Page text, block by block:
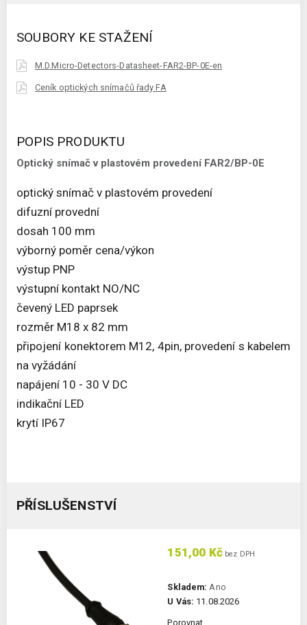
SOUBORY KE STAŽENÍ
M.D.Micro-Detectors-Datasheet-FAR2-BP-0E-en
Ceník optických snímačů řady FA
POPIS PRODUKTU
Optický snímač v plastovém provedení FAR2/BP-0E
optický snímač v plastovém provedení
difuzní provední
dosah 100 mm
výborný poměr cena/výkon
výstup PNP
výstupní kontakt NO/NC
čevený LED paprsek
rozměr M18 x 82 mm
připojení konektorem M12, 4pin, provedení s kabelem
na vyžádání
napájení 10 - 30 V DC
indikační LED
krytí IP67
PŘÍSLUŠENSTVÍ
151,00 Kč bez DPH
Skladem: Ano
U Vás: 11.08.2026
Porovnat